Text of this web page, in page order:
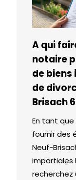
A qui
notaire
de biens
de
Brisach
En tant
fournir des
Neuf-
impartiales
recherchez